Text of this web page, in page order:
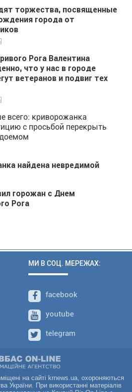
торжества, посвященные
города от
Рога Валентина
что у нас в городе
ветеранов и подвиг тех
всего: криворожанка
с просьбой перекрыть
найдена невредимой
горожан с Днем
Рога
МИ В СОЦ. МЕРЕЖАХ:
facebook
youtube
telegram
на сайті krnews.ua, охороняються
України. При використанні матеріалів